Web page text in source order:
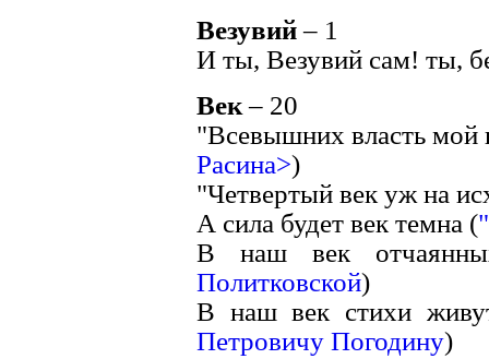
Везувий– 1
И ты, Везувий сам! ты,
Век– 20
"Всевышних власть мой
Расина>)
"Четвертый век уж на
А сила будет век темна (
В наш век
Политковской)
В наш век стихи
Петровичу Погодину)